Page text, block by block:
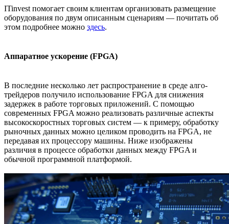
ITinvest помогает своим клиентам организовать размещение
оборудования по двум описанным сценариям — почитать об
этом подробнее можно здесь.
Аппаратное ускорение (FPGA)
В последние несколько лет распространение в среде алго-
трейдеров получило использование FPGA для снижения
задержек в работе торговых приложений. С помощью
современных FPGA можно реализовать различные аспекты
высокоскоростных торговых систем — к примеру, обработку
рыночных данных можно целиком проводить на FPGA, не
передавая их процессору машины. Ниже изображены
различия в процессе обработки данных между FPGA и
обычной программной платформой.